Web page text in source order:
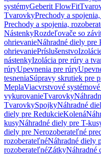
systémyGeberit FlowFit
TvarovkyPrechody a
Prechody a spojenia,
NástenkyRozdeľovače so
ohrievanieNáhradné diely pre
ohrievaniePríslušenstvo
nástenkyIzolácia pre rúry a
rúryUpevnenia pre rúry
tesneniaSúpravy skrutiek pre
MeplaViacvrstvové
vykurovanieTvarovky
TvarovkySpojkyNáhradné
diely pre RedukcieKolená
kusyNáhradné diely pre T-
diely pre Nerozoberateľné
rozoberateľnéNáhradné diely
rozoberateľnéZátkyNáhradné